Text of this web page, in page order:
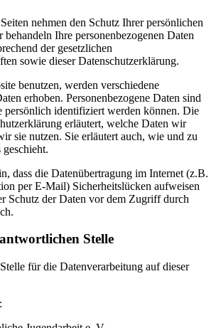
nehmen den Schutz Ihrer persönlichen
behandeln Ihre personenbezogenen Daten
der gesetzlichen
sowie dieser Datenschutzerklärung.
benutzen, werden verschiedene
erhoben. Personenbezogene Daten sind
persönlich identifiziert werden können. Die
erläutert, welche Daten wir
sie nutzen. Sie erläutert auch, wie und zu
dass die Datenübertragung im Internet (z.B.
per E-Mail) Sicherheitslücken aufweisen
Schutz der Daten vor dem Zugriff durch
Stelle
für die Datenverarbeitung auf dieser